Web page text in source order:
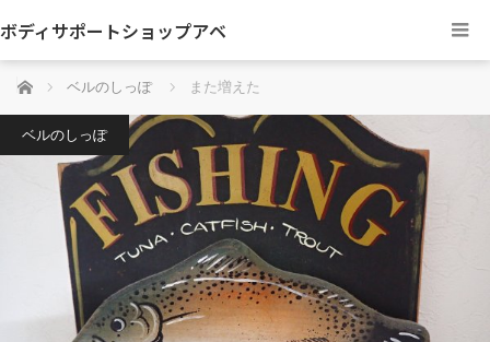
ボディサポートショップアベ
ホーム ベルのしっぽ また増えた
ベルのしっぽ